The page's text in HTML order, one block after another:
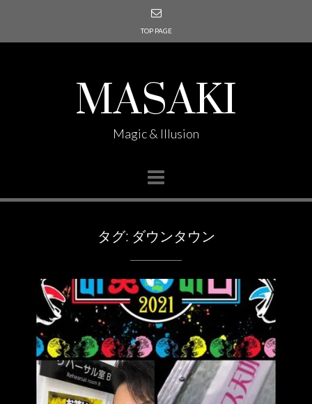
TOP PAGE
MASAKI
Magic & Illusion
タグ: ダウンタウン